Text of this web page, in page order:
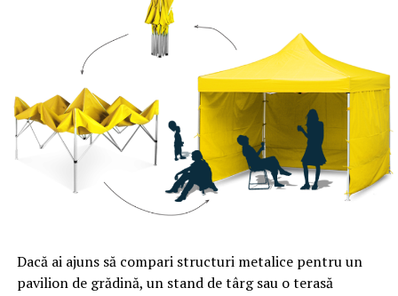
Ministrul Agriculturii, Petre Daea, a anunţat că în
noaptea de luni spre marţi a fost autorizată la plată o
sumă de 28,671 milioane de euro pentru 102.077
acestora.
Dacă ai ajuns să compari structuri metalice pentru un
pavilion de grădină, un stand de târg sau o terasă